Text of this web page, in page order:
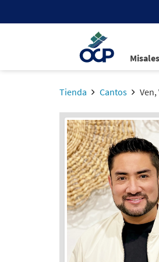
Tienda Cantos